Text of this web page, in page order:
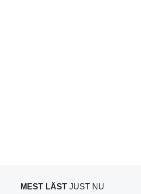
MEST LÄST JUST NU